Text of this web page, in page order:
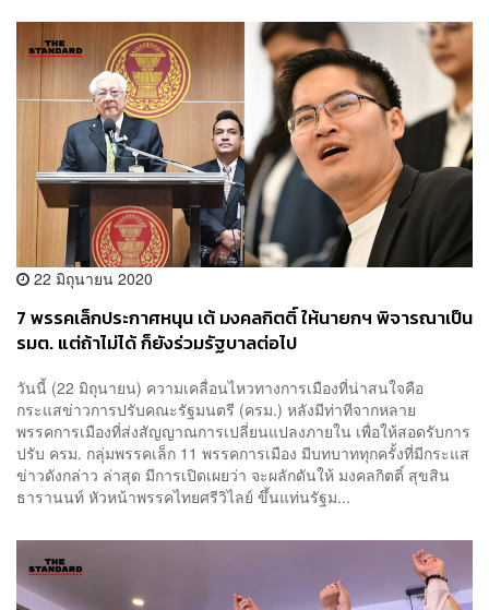
22 มิถุนายน 2020
7 พรรคเล็กประกาศหนุน เต้ มงคลกิตติ์ ให้นายกฯ พิจารณาเป็น
รมต. แต่ถ้าไม่ได้ ก็ยังร่วมรัฐบาลต่อไป
วันนี้ (22 มิถุนายน) ความเคลื่อนไหวทางการเมืองที่น่าสนใจคือ
กระแสข่าวการปรับคณะรัฐมนตรี (ครม.) หลังมีท่าทีจากหลาย
พรรคการเมืองที่ส่งสัญญาณการเปลี่ยนแปลงภายใน เพื่อให้สอดรับการ
ปรับ ครม. กลุ่มพรรคเล็ก 11 พรรคการเมือง มีบทบาททุกครั้งที่มีกระแส
ข่าวดังกล่าว ล่าสุด มีการเปิดเผยว่า จะผลักดันให้ มงคลกิตติ์ สุขสิน
ธารานนท์ หัวหน้าพรรคไทยศรีวิไลย์ ขึ้นแท่นรัฐม...